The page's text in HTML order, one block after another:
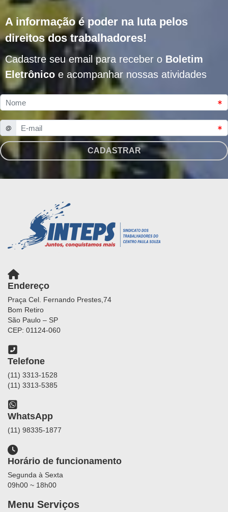
A informação é poder na luta pelos
direitos dos trabalhadores!
Cadastre seu email para receber o Boletim
Eletrônico e acompanhar nossas atividades
Endereço
Praça Cel. Fernando Prestes,74
Bom Retiro
São Paulo – SP
CEP: 01124-060
Telefone
(11) 3313-1528
(11) 3313-5385
WhatsApp
(11) 98335-1877
Horário de funcionamento
Segunda à Sexta
09h00 ~ 18h00
Menu Serviços